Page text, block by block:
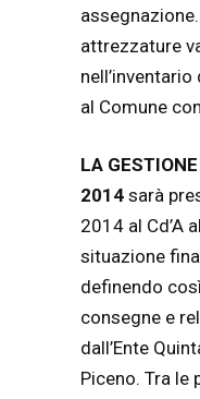
attrezzature
al Comune
LA
2014 sarà
2014 al Cd’A
situazione
definendo
consegne e
dall’Ente
Piceno. Tra le